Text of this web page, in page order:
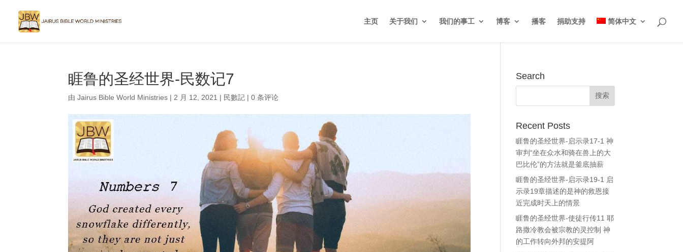
主页 关于我们 我们的事工 博客 播客 捐助支持 简体中文
睚鲁的圣经世界-民数记7
由Jairus Bible World Ministries | 2 月 12, 2021 | 民數記 |0 条评论
Search
Recent Posts
睚鲁的圣经世界-启示录17-1 神
审判“坐在众水和骑在兽上的大
巴比伦”的方法就是釜底抽薪
睚鲁的圣经世界-启示录19-1 启
示录19章描述的是神的救恩接
近完成时天上的情景
睚鲁的圣经世界-使徒行传11 耶
路撒冷教会被宗教的灵控制 神
的工作转向外邦的安提阿